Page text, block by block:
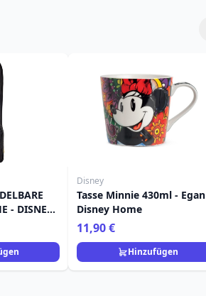
- DISNEY
Disney
Tasse Minnie 430ml - Egan
Disney Home
11,90 €
Hinzufügen